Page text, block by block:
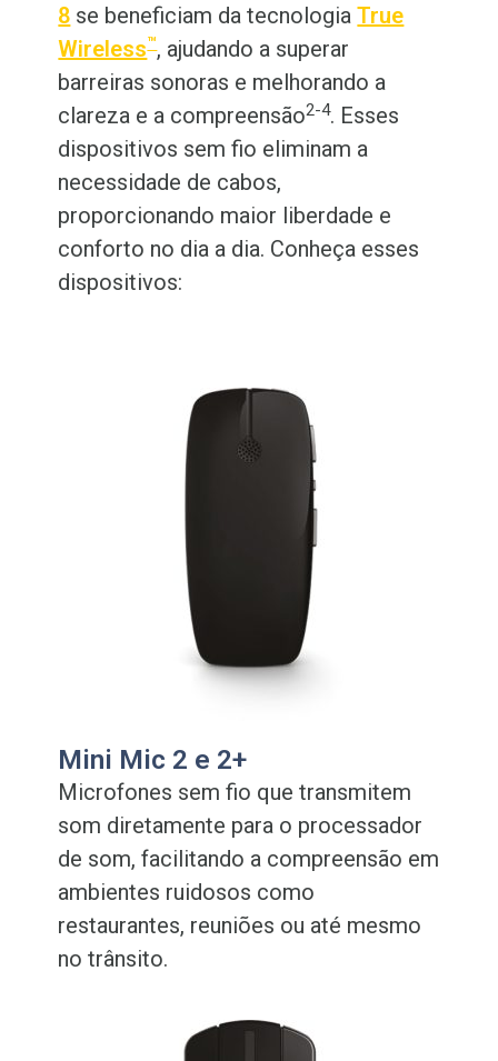
8 se beneficiam da tecnologiaTrue
Wireless™, ajudando a superar
barreiras sonoras e melhorando a
clareza e a compreensão2-4. Esses
dispositivos sem fio eliminam a
necessidade de cabos,
proporcionando maior liberdade e
conforto no dia a dia. Conheça esses
dispositivos:
Mini Mic 2 e 2+
Microfones sem fio que transmitem
som diretamente para o processador
de som, facilitando a compreensão em
ambientes ruidosos como
restaurantes, reuniões ou até mesmo
no trânsito.